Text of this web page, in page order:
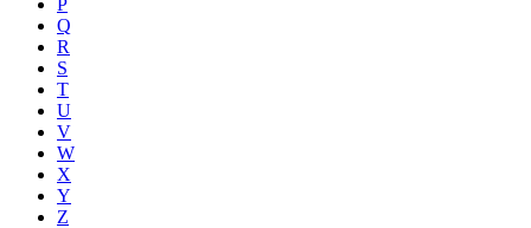
P
Q
R
S
T
U
V
W
X
Y
Z